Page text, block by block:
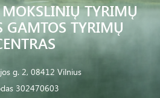
TYRIMŲ
GAMTOS TYRIMŲ
g. 2, 08412 Vilnius
302470603